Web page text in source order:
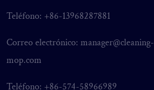
Teléfono: +86-13968287881
Correo electrónico:manager@cleaning-
mop.com
Teléfono: +86-574-58966989